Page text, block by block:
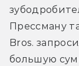
Прессману
Bros.
большую